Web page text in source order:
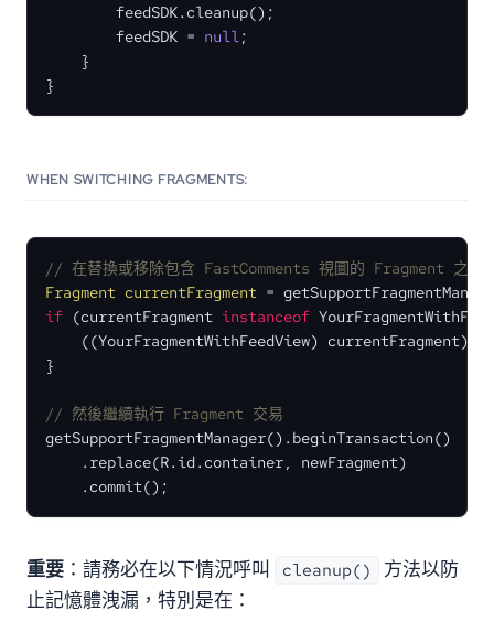
        feedSDK.cleanup();
        feedSDK =
null ;
    }
}
WHEN SWITCHING FRAGMENTS:
// 在替換或移除包含 FastComments 視圖的 Fragment 之前
Fragment currentFragment =
if (currentFragment instanceof
((YourFragmentWithFeedView)
}
// 然後繼續執行 Fragment 交易
getSupportFragmentManager().beginTransaction()
    .replace(R.id.container, newFragment)
    .commit();
重要 ：請務必在以下情況呼叫 cleanup()
方法以防
止記憶體洩漏，特別是在：